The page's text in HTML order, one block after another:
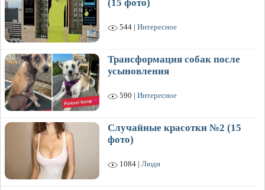
(15 фото)
544 | Интересное
Трансформация собак после
усыновления
590 | Интересное
Случайные красотки №2 (15
фото)
1084 | Люди